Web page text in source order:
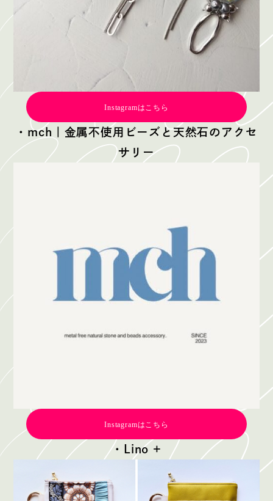
Instagramはこちら
・mch｜金属不使用ビーズと天然石のアクセ
サリー
Instagramはこちら
・Lino +